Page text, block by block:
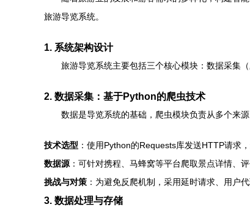
旅游导览系统。
1. 系统架构设计
旅游导览系统主要包括三个核心模块：数据采集
2. 数据采集：基于Python的爬虫技术
数据是导览系统的基础，爬虫模块负责从多个来
技术选型 ：使用Python的Requests库发送HTTP请求
数据源 ：可针对携程、马蜂窝等平台爬取景点详情、
挑战与对策 ：为避免反爬机制，采用延时请求、用户
3. 数据处理与存储